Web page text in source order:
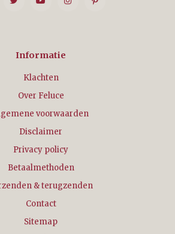
Informatie
Klachten
Over Feluce
voorwaarden
Disclaimer
Privacy policy
Betaalmethoden
& terugzenden
Contact
Sitemap